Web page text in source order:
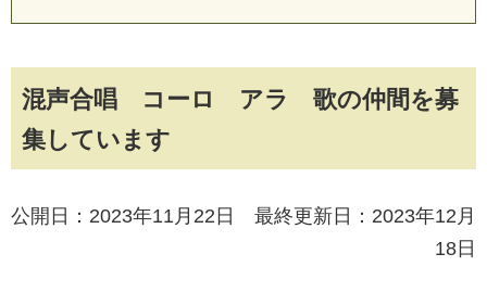
混声合唱 コーロ アラ 歌の仲間を募
集しています
公開日：2023年11月22日 最終更新日：2023年12月
18日